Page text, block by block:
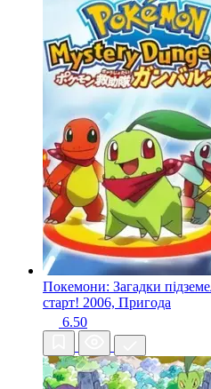
Покемони: Загадки
старт! 2006, Пригода
6.50